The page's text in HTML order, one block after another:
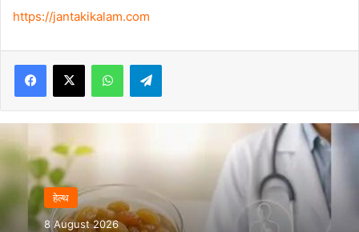
https://jantakikalam.com
Facebook
X WhatsAppTelegram
हेल्‍थ
8 August 2026